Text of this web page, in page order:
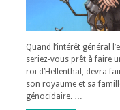
Quand l’intérêt général
seriez-vous prêt à faire
roi d’Hellenthal, devra
son royaume et sa
génocidaire. …